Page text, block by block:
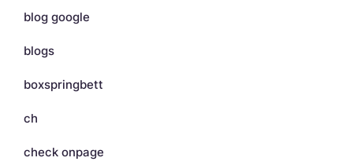
blog google
blogs
boxspringbett
ch
check onpage